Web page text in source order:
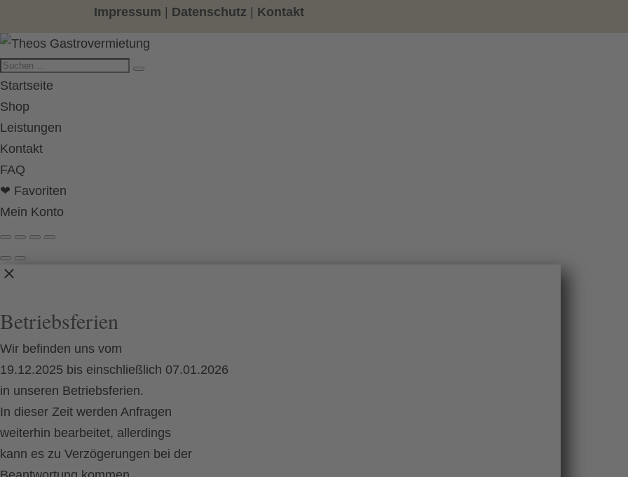
Impressum | Datenschutz | Kontakt
Startseite
Shop
Leistungen
Kontakt
FAQ
❤ Favoriten
Mein Konto
Betriebsferien
Wir befinden uns vom
19.12.2025 bis einschließlich 07.01.2026
in unseren Betriebsferien.
In dieser Zeit werden Anfragen
weiterhin bearbeitet, allerdings
kann es zu Verzögerungen bei der